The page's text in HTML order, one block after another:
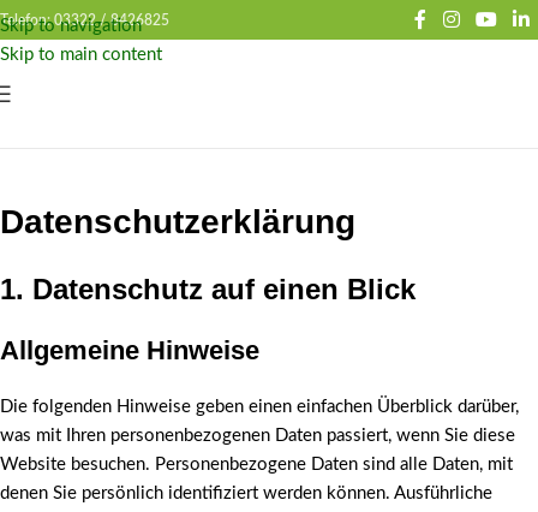
Skip to navigation
Skip to main content
Telefon: 03322 /8426825
Datenschutz­erklärung
1. Datenschutz auf einen Blick
Allgemeine Hinweise
Die folgenden Hinweise geben einen einfachen Überblick darüber,
was mit Ihren personenbezogenen Daten passiert, wenn Sie diese
Website besuchen. Personenbezogene Daten sind alle Daten, mit
denen Sie persönlich identifiziert werden können. Ausführliche